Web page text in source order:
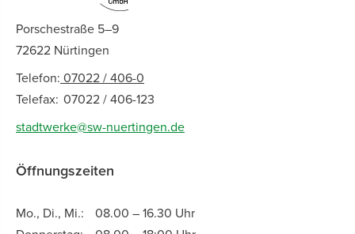
Porschestraße 5–9
72622 Nürtingen
Telefon: 07022 / 406-0
Telefax: 07022 / 406-123
stadtwerke@sw-nuertingen.de
Öffnungszeiten
Mo., Di., Mi.:
08.00 – 16.30 Uhr